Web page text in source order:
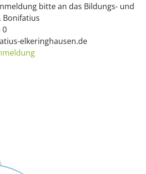
bitte an das Bildungs- und
Bonifatius
0
elkeringhausen.de